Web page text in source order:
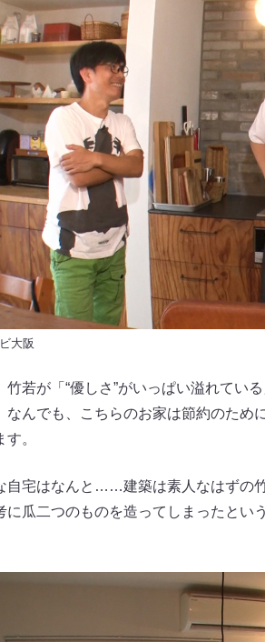
大阪
竹若が「“優しさ”がいっぱい溢れて
んでも、こちらのお家は節約のため
。
自宅はなんと……建築は素人なはずの
に瓜二つのものを造ってしまったと